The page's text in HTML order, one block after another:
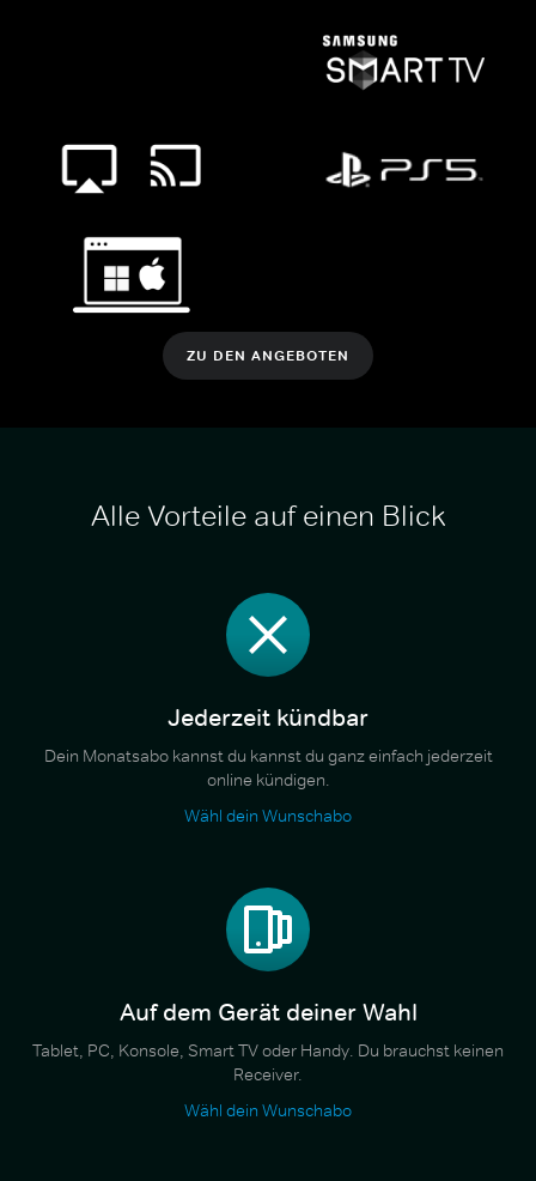
ZU DEN ANGEBOTEN
Alle Vorteile auf einen Blick
Jederzeit kündbar
Dein Monatsabo kannst du kannst du ganz einfach jederzeit
online kündigen.
Wähl dein Wunschabo
Auf dem Gerät deiner Wahl
Tablet, PC, Konsole, Smart TV oder Handy. Du brauchst keinen
Receiver.
Wähl dein Wunschabo